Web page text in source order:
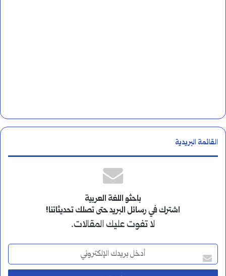
القائمة البريدية
باحثو اللغة العربية
اشترك في رسائل البريد حتى تصلك تحديثاتنا!
لا تفوت عليك المقالات.